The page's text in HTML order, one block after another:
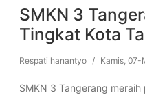
SMKN 3
Tingkat Kota
Respati hanantyo / Kamis,
SMKN 3 Tangerang